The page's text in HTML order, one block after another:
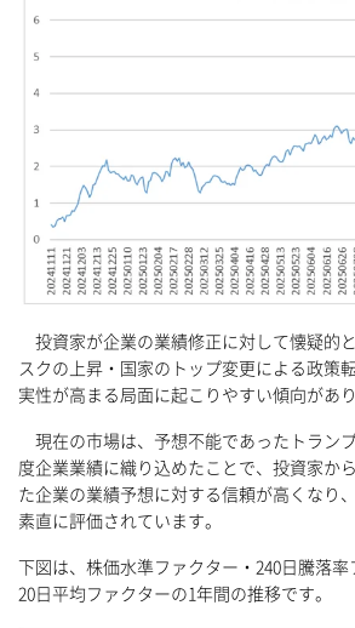
投資家が企業の業績修正に対して懐疑的
スクの上昇・国家のトップ変更による政策
実性が高まる局面に起こりやすい傾向があり
現在の市場は、予想不能であったトラン
度企業業績に織り込めたことで、投資家か
た企業の業績予想に対する信頼が高くなり
素直に評価されています。
下図は、株価水準ファクター・240日騰落
20日平均ファクターの1年間の推移です。